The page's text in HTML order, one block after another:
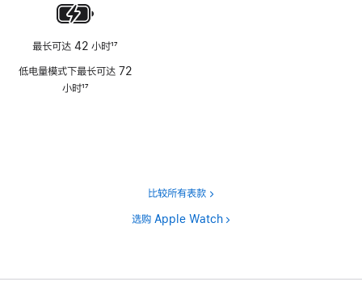
最长可达 42 小时17
低电量模式下最长可达 72
小时17
比较所有表款
选购 Apple Watch